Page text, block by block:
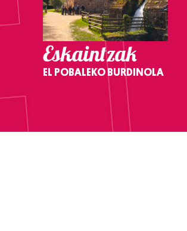
Eskaintzak
EL POBALEKO BURDINOLA